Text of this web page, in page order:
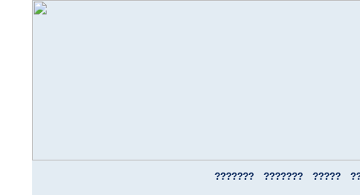
??????? ??????? ?????